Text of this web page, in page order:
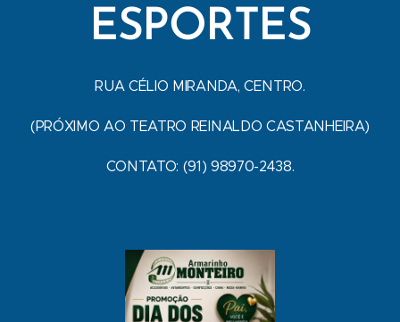
ESPORTES
RUA CÉLIO MIRANDA, CENTRO.
(PRÓXIMO AO TEATRO REINALDO CASTANHEIRA)
CONTATO: (91) 98970-2438.